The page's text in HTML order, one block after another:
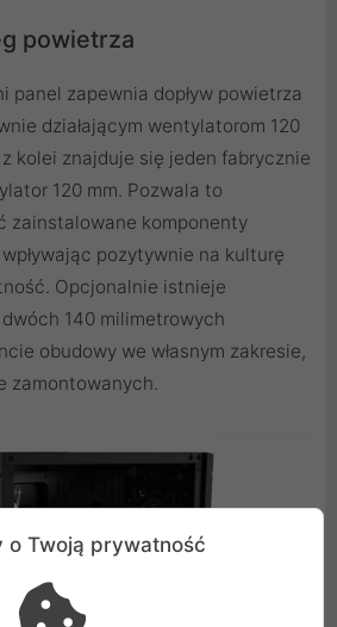
powietrza
panel zapewnia dopływ powietrza
działającym wentylatorom 120
z kolei znajduje się jeden fabrycznie
120 mm. Pozwala to
zainstalowane komponenty
pozytywnie na kulturę
Opcjonalnie istnieje
140 milimetrowych
obudowy we własnym zakresie,
zamontowanych.
o Twoją prywatność